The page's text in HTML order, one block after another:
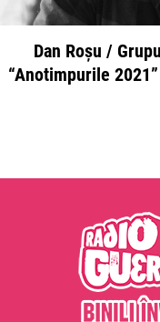
Dan Roșu /
“Anotimpurile